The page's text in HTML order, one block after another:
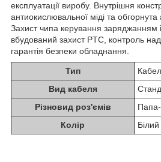
експлуатації виробу. Внутрішня
антиокислювальної міді та
Захист чипа керування заряджанням
вбудований захист PTC, контроль
гарантія безпеки обладнання.
Тип
Вид кабеля
Різновид роз'ємів
Колір
Білий